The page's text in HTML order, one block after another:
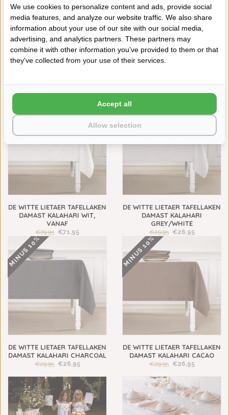
LE JACQUARD FRANÇAIS
TAFELLINNEN
€245,00
WIT, VANAF
€19,95 €17,95
VOORRADIG
DE WITTE LIETAER TAFELLAKEN
DAMAST KALAHARI WIT,
VANAF
€79,95 €71,95
VOORRADIG
DE WITTE LIETAER TAFELLAKEN
DAMAST KALAHARI
GREY/WHITE
€29,95 €26,95
MINUS 10%
DE WITTE LIETAER TAFELLAKEN
DAMAST KALAHARI CHARCOAL
€29,95 €26,95
MINUS 10%
DE WITTE LIETAER TAFELLAKEN
DAMAST KALAHARI CACAO
€29,95 €26,95
We use cookies to personalize content and ads, provide social
media features, and analyze our website traffic. We also share
information about your use of our site with our social media,
advertising, and analytics partners. These partners may
combine it with other information you've provided to them or that
they've collected from your use of their services.
Allow selection
Accept all